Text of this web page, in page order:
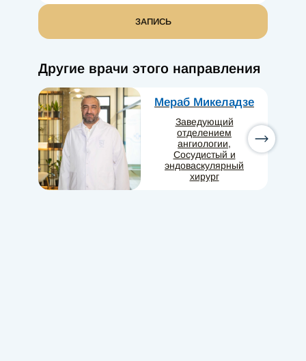
ЗАПИСЬ
Другие врачи этого направления
Мераб Микеладзе
Заведующий
отделением
ангиологии,
Сосудистый и
эндоваскулярный
хирург